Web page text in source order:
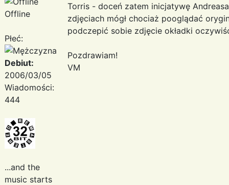
Offline
Płeć:
Debiut:
2006/03/05
Wiadomości:
444
...and the
music starts
Torris - doceń zatem inicjatywę
zdjęciach mógł chociaż pooglądać
podczepić sobie zdjęcie okładki
Pozdrawiam!
VM